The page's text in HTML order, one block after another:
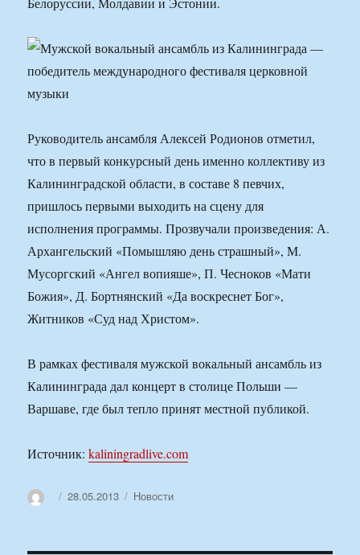
Руководитель ансамбля Алексей Родионов отметил,
что в первый конкурсный день именно коллективу из
Калининградской области, в составе 8 певчих,
пришлось первыми выходить на сцену для
исполнения программы. Прозвучали произведения: А.
Архангельский «Помышляю день страшный», М.
Мусоргский «Ангел вопияше», П. Чесноков «Мати
Божия», Д. Бортнянский «Да воскреснет Бог»,
Житников «Суд над Христом».
В рамках фестиваля мужской вокальный ансамбль из
Калининграда дал концерт в столице Польши —
Варшаве, где был тепло принят местной публикой.
Источник:kaliningradlive.com
АвторОпубликовано
28.05.2013 Рубрики
Новости